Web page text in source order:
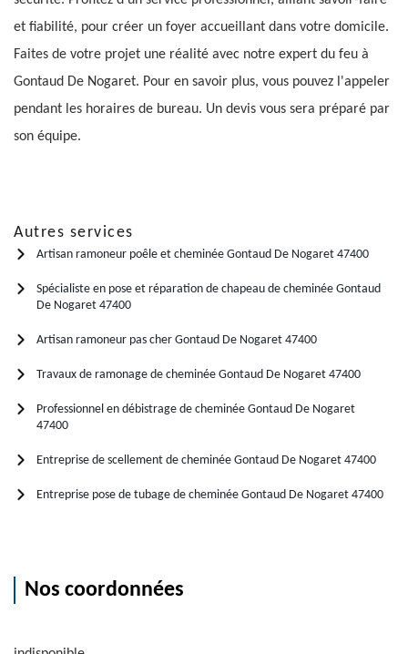
et fiabilité, pour créer un foyer accueillant dans votre domicile.
Faites de votre projet une réalité avec notre expert du feu à
Gontaud De Nogaret. Pour en savoir plus, vous pouvez l'appeler
pendant les horaires de bureau. Un devis vous sera préparé par
son équipe.
Autres services
Artisan ramoneur poêle et cheminée Gontaud De Nogaret 47400
Spécialiste en pose et réparation de chapeau de cheminée Gontaud
De Nogaret 47400
Artisan ramoneur pas cher Gontaud De Nogaret 47400
Travaux de ramonage de cheminée Gontaud De Nogaret 47400
Professionnel en débistrage de cheminée Gontaud De Nogaret
47400
Entreprise de scellement de cheminée Gontaud De Nogaret 47400
Entreprise pose de tubage de cheminée Gontaud De Nogaret 47400
Nos coordonnées